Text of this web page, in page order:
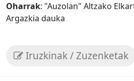
Oharrak: "Auzolan" Altzako
Argazkia dauka
Iruzkinak / Zuzenketak